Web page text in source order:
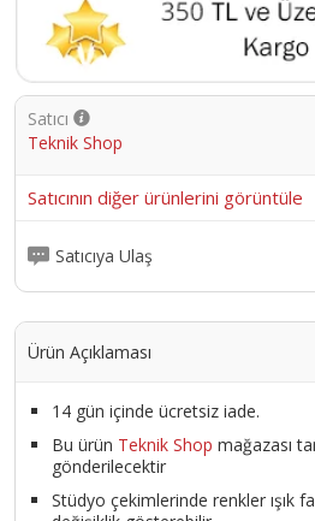
Satıcı
Teknik Shop
Satıcının diğer ürünlerini görüntüle
Satıcıya Ulaş
Ürün Açıklaması
14 gün içinde ücretsiz iade.
Bu ürün Teknik Shop mağazası
gönderilecektir
Stüdyo çekimlerinde renkler ışık